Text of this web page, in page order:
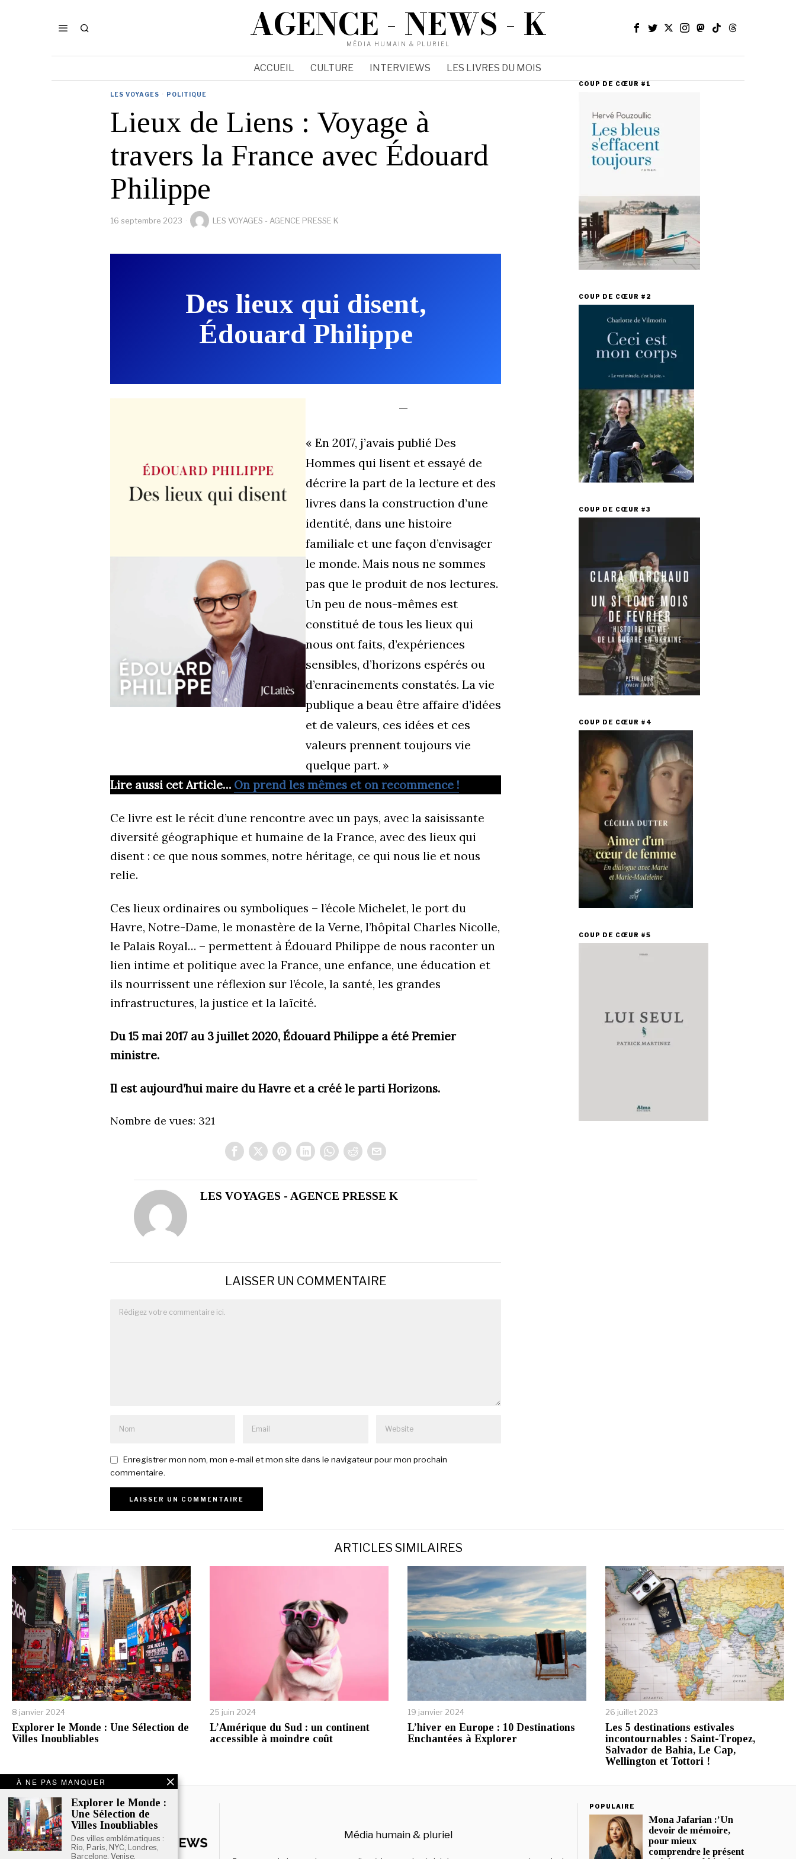
AGENCE - NEWS - K
MÉDIA HUMAIN & PLURIEL
ACCUEIL CULTURE INTERVIEWS LES LIVRES DU MOIS
LES VOYAGES · POLITIQUE
Lieux de Liens : Voyage à
travers la France avec Édouard
Philippe
16 septembre 2023 LES VOYAGES - AGENCE PRESSE K
Des lieux qui disent,
Édouard Philippe
—
« En 2017, j’avais publié Des
Hommes qui lisent et essayé de
décrire la part de la lecture et des
livres dans la construction d’une
identité, dans une histoire
familiale et une façon d’envisager
le monde. Mais nous ne sommes
pas que le produit de nos lectures.
Un peu de nous-mêmes est
constitué de tous les lieux qui
nous ont faits, d’expériences
sensibles, d’horizons espérés ou
d’enracinements constatés. La vie
publique a beau être affaire d’idées
et de valeurs, ces idées et ces
valeurs prennent toujours vie
quelque part. »
Lire aussi cet Article… On prend les mêmes et on recommence !
Ce livre est le récit d’une rencontre avec un pays, avec la saisissante
diversité géographique et humaine de la France, avec des lieux qui
disent : ce que nous sommes, notre héritage, ce qui nous lie et nous
relie.
Ces lieux ordinaires ou symboliques – l’école Michelet, le port du
Havre, Notre-Dame, le monastère de la Verne, l’hôpital Charles Nicolle,
le Palais Royal… – permettent à Édouard Philippe de nous raconter un
lien intime et politique avec la France, une enfance, une éducation et
ils nourrissent une réflexion sur l’école, la santé, les grandes
infrastructures, la justice et la laïcité.
Du 15 mai 2017 au 3 juillet 2020, Édouard Philippe a été Premier
ministre.
Il est aujourd’hui maire du Havre et a créé le parti Horizons.
Nombre de vues: 321
LES VOYAGES - AGENCE PRESSE K
LAISSER UN COMMENTAIRE
Enregistrer mon nom, mon e-mail et mon site dans le navigateur pour mon prochain
commentaire.
COUP DE CŒUR #1
COUP DE CŒUR #2
COUP DE CŒUR #3
COUP DE CŒUR #4
COUP DE CŒUR #5
ARTICLES SIMILAIRES
8 janvier 2024
Explorer le Monde : Une Sélection de
Villes Inoubliables
25 juin 2024
L’Amérique du Sud : un continent
accessible à moindre coût
19 janvier 2024
L’hiver en Europe : 10 Destinations
Enchantées à Explorer
26 juillet 2023
Les 5 destinations estivales
incontournables : Saint-Tropez,
Salvador de Bahia, Le Cap,
Wellington et Tottori !
Média humain & pluriel
POPULAIRE
Mona Jafarian :’Un
devoir de mémoire,
pour mieux
comprendre le présent
À NE PAS MANQUER
Explorer le Monde :
Une Sélection de
Villes Inoubliables
Des villes emblématiques :
Rio, Paris, NYC, Londres,
Barcelone, Venise.